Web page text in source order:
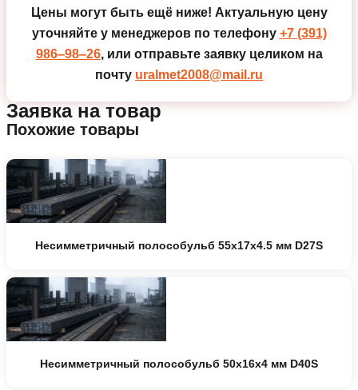
Цены могут быть ещё ниже! Актуальную цену
уточняйте у менеджеров по телефону +7 (391)
986‒98‒26, или отправьте заявку целиком на
почту uralmet2008@mail.ru
Заявка на товар
Похожие товары
Несимметричный полособульб 55x17x4.5 мм D27S
Несимметричный полособульб 50x16x4 мм D40S